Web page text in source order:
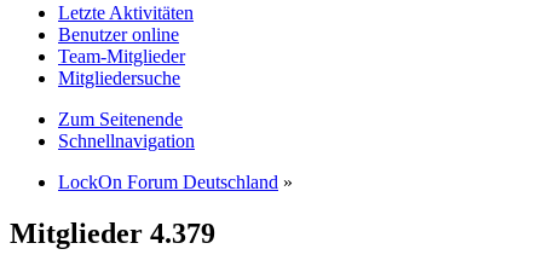
Letzte Aktivitäten
Benutzer online
Team-Mitglieder
Mitgliedersuche
Zum Seitenende
Schnellnavigation
LockOn Forum Deutschland »
Mitglieder 4.379